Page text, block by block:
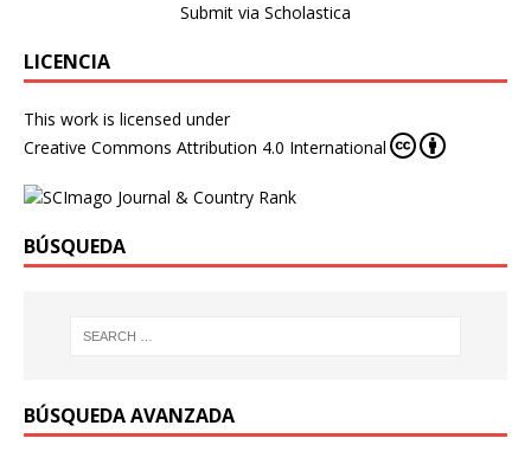
Submit via Scholastica
LICENCIA
This work is licensed under
Creative Commons Attribution 4.0 International
BÚSQUEDA
BÚSQUEDA AVANZADA